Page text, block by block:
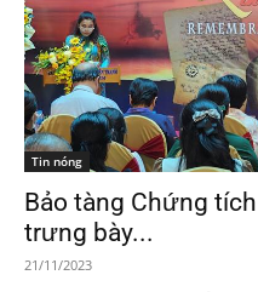
Tin nóng
Bảo tàng Chứng
trưng bày...
21/11/2023